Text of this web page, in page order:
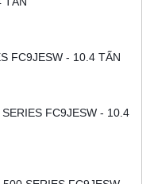
FC9JESW - 10.4 TẤN
FC9JESW - 10.4